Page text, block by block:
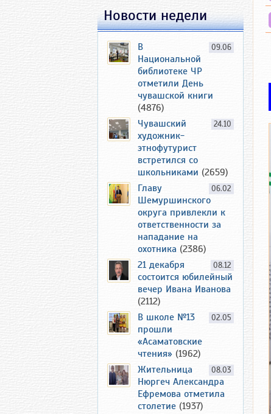
Новости недели
09.06
В
Национальной
библиотеке ЧР
отметили День
чувашской книги
(4876)
24.10
Чувашский
художник-
этнофутурист
встретился со
школьниками (2659)
06.02
Главу
Шемуршинского
округа привлекли к
ответственности за
нападание на
охотника (2386)
08.12
21 декабря
состоится юбилейный
вечер Ивана Иванова
(2112)
02.05
В школе №13
прошли
«Асаматовские
чтения» (1962)
08.03
Жительница
Нюргеч Александра
Ефремова отметила
столетие (1937)